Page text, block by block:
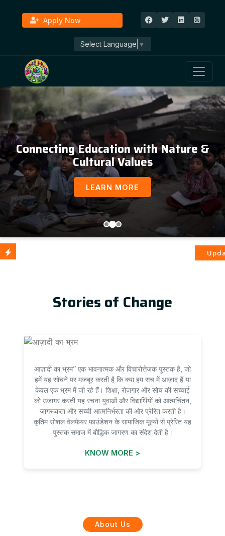
Apply Now
Select Language ▼
Education, Awareness & Social
Development
LEARN MORE
आज़ादी का भ्रम
Stories of Change
आज़ादी का भ्रम” एक भावनात्मक और विचारोत्तेजक पुस्तक है, जो
हमें यह सोचने पर मजबूर करती है कि क्या हम सच में आज़ाद हैं या
केवल एक भ्रम में जी रहे हैं। शिक्षा, रोजगार और सोच की सच्चाई
को उजागर करती यह रचना युवाओं और विद्यार्थियों को आत्मचिंतन,
जागरूकता और सच्ची आत्मनिर्भरता की ओर प्रेरित करती है।
कृतिम सोशल वेलफेयर फाउंडेशन के सामाजिक मूल्यों से प्रेरित यह
पुस्तक समाज में बौद्धिक जागरण का संदेश देती है।
KNOW MORE >
About Us